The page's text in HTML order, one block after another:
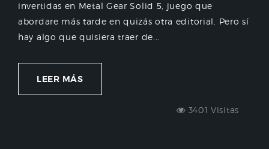
invertidas en Metal Gear Solid 5, juego que
abordare más tarde en quizás otra editorial. Pero sí
hay algo que quisiera traer de...
LEER MÁS
3401 Visitas